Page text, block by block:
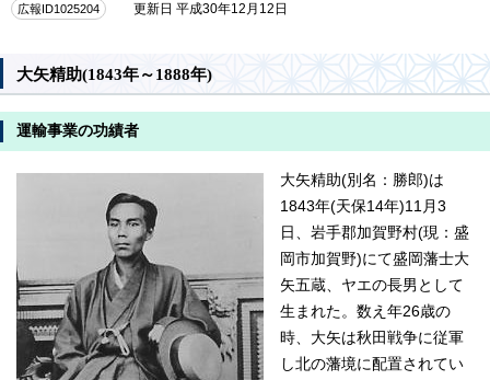
広報ID1025204 更新日 平成30年12月12日
大矢精助(1843年～1888年)
運輸事業の功績者
大矢精助(別名：勝郎)は
1843年(天保14年)11月3
日、岩手郡加賀野村(現：盛
岡市加賀野)にて盛岡藩士大
矢五蔵、ヤエの長男として
生まれた。数え年26歳の
時、大矢は秋田戦争に従軍
し北の藩境に配置されてい